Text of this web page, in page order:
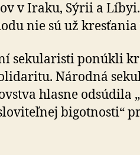
v Iraku, Sýrii a
nie sú už kresťania
sekularisti ponúkli
Národná
hlasne odsúdila
bigot­nosti“